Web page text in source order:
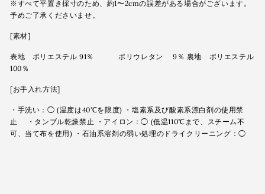
※すべて平置き採寸のため、約1〜2cmの誤差がある場合がございます。
予めご了承くださいませ。
[素材]
表地 ポリエステル 91％ ポリウレタン 9％ 裏地 ポリエステル
100％
[お手入れ方法]
・手洗い：◯ (温度は40℃を限度) ・塩素系及び酸素系漂白剤の使用禁
止 ・タンブル乾燥禁止 ・アイロン：◯ (低温110℃まで、スチーム不
可、当て布を使用) ・石油系溶剤の弱い処理のドライクリーニング：◯